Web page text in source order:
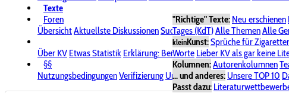
Texte
"Richtige" Texte: Neu erschienen
Tages (KdT)Alle ThemenAlle
kleinKunst:Sprüche für
Worte Lieber KV als gar keine
Kolumnen:Autorenkolumnen
... und anderes: Unsere TOP 10
Passt dazu:
Foren
ÜbersichtAktuellste DiskussionenSuche im ForumBereich "KV-
Über KV Etwas Statistik Erklärung: BenutzersymboleSpende für KV
§§
NutzungsbedingungenVerifizierung UrheberrechtAvatare & Bilder